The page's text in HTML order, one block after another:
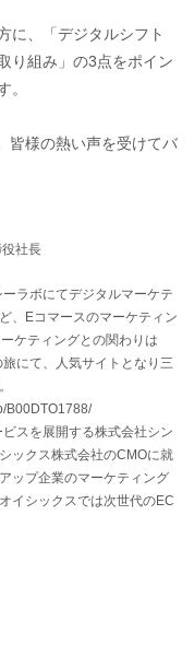
に、「デジタルシフト
り組み」の3点をポイン
。
皆様の熱い声を受けてバ
社長
ラボにてデジタルマーケテ
、Eコマースのマーケティン
ケティングとの関わりは
にて、人気サイトとなり三
B00DTO1788/
スを展開する株式会社シン
ックス株式会社のCMOに就
ップ企業のマーケティング
イシックスでは次世代のEC